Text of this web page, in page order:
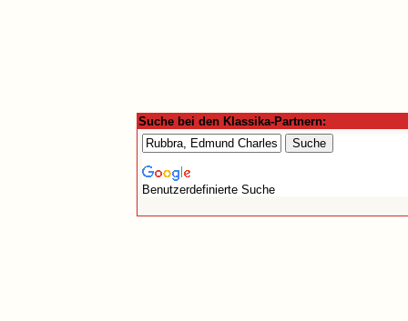
Suche bei den Klassika-Partnern:
Benutzerdefinierte Suche